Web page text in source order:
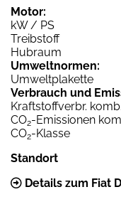
Motor:
kW / PS
Treibstoff
Hubraum
Umweltnormen:
Umweltplakette
Verbrauch und
Kraftstoffverbr. komb.
CO2-Emissionen
CO2-Klasse
Standort
Details zum Fiat